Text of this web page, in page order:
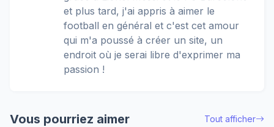
et plus tard, j'ai appris à aimer le
football en général et c'est cet amour
qui m'a poussé à créer un site, un
endroit où je serai libre d'exprimer ma
passion !
Vous pourriez aimer Tout afficher